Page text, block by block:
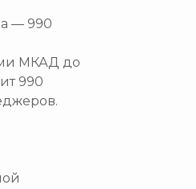
— 990
МКАД до
990